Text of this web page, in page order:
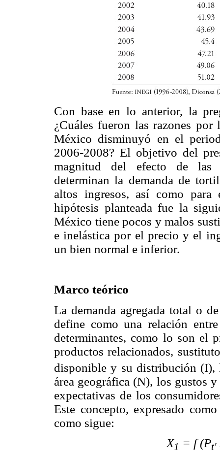
Con base en lo anterior, la
¿Cuáles fueron las razones
México disminuyó en el
2006-2008? El objetivo del
magnitud del efecto de las
determinan la demanda de
altos ingresos, así como
hipótesis planteada fue la
México tiene pocos y malos
e inelástica por el precio y el
un bien normal e inferior.
Marco teórico
La demanda agregada total o
define como una relación
determinantes, como lo son el
productos relacionados,
disponible y su distribución (I),
área geográfica (N), los gustos
expectativas de los
Este concepto, expresado
como sigue:
X1 = f (Pt'